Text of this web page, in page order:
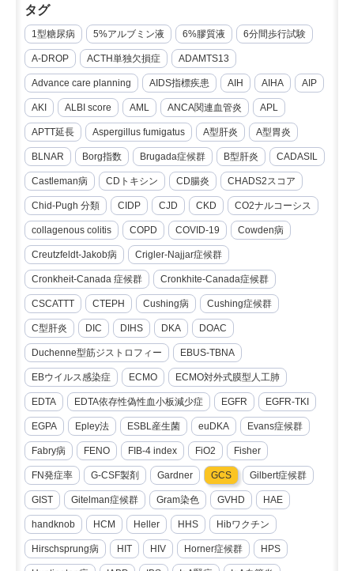
タグ
1型糖尿病 5%アルブミン液 6%膠質液 6分間歩行試験
A-DROP ACTH単独欠損症 ADAMTS13
Advance care planning AIDS指標疾患 AIH AIHA AIP
AKI ALBI score AML ANCA関連血管炎 APL
APTT延長 Aspergillus fumigatus A型肝炎 A型胃炎
BLNAR Borg指数 Brugada症候群 B型肝炎 CADASIL
Castleman病 CDトキシン CD腸炎 CHADS2スコア
Chid-Pugh 分類 CIDP CJD CKD CO2ナルコーシス
collagenous colitis COPD COVID-19 Cowden病
Creutzfeldt-Jakob病 Crigler-Najjar症候群
Cronkheit-Canada 症候群 Cronkhite-Canada症候群
CSCATTT CTEPH Cushing病 Cushing症候群
C型肝炎 DIC DIHS DKA DOAC
Duchenne型筋ジストロフィー EBUS-TBNA
EBウイルス感染症 ECMO ECMO対外式膜型人工肺
EDTA EDTA依存性偽性血小板減少症 EGFR EGFR-TKI
EGPA Epley法 ESBL産生菌 euDKA Evans症候群
Fabry病 FENO FIB-4 index FiO2 Fisher
FN発症率 G-CSF製剤 Gardner GCS Gilbert症候群
GIST Gitelman症候群 Gram染色 GVHD HAE
handknob HCM Heller HHS Hibワクチン
Hirschsprung病 HIT HIV Horner症候群 HPS